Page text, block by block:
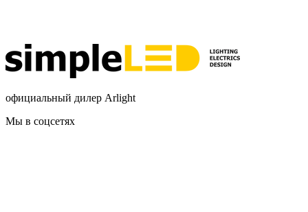
официальный дилер Arlight
Мы в соцсетях